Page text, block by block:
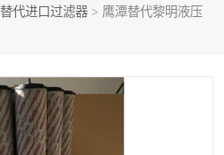
替代进口过滤器 > 鹰潭替代黎明液压
液氨除油除水过滤器
酸雾聚结分离器
替代进口过滤器